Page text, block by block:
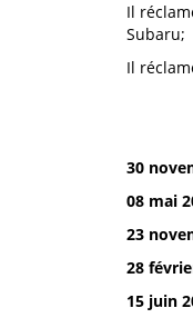
Il
Subaru;
Il
30
08 mai
23
28
15 juin